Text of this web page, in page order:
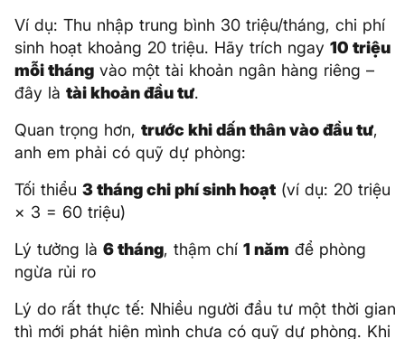
Ví dụ: Thu nhập trung bình 30 triệu/tháng, chi phí
sinh hoạt khoảng 20 triệu. Hãy trích ngay 10 triệu
mỗi tháng vào một tài khoản ngân hàng riêng –
đây là tài khoản đầu tư.
Quan trọng hơn, trước khi dấn thân vào đầu tư,
anh em phải có quỹ dự phòng:
Tối thiểu 3 tháng chi phí sinh hoạt (ví dụ: 20 triệu
× 3 = 60 triệu)
Lý tưởng là 6 tháng, thậm chí 1 năm để phòng
ngừa rủi ro
Lý do rất thực tế: Nhiều người đầu tư một thời gian
thì mới phát hiện mình chưa có quỹ dự phòng. Khi